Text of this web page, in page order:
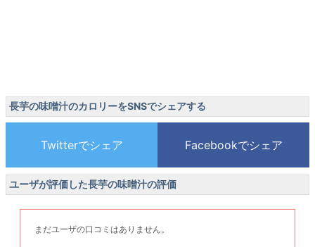
長芋の味噌汁のカロリーをSNSでシェアする
ユーザが評価した長芋の味噌汁の評価
まだユーザの口コミはありません。